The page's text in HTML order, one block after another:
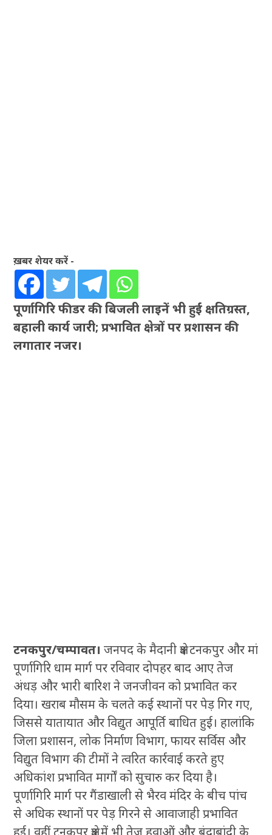
ख़बर शेयर करें -
पूर्णागिरि फीडर की बिजली लाइनें भी हुईं क्षतिग्रस्त,
बहाली कार्य जारी; प्रभावित क्षेत्रों पर प्रशासन की
लगातार नजर।
टनकपुर/चम्पावत। जनपद के मैदानी क्षेत्र टनकपुर और मां
पूर्णागिरि धाम मार्ग पर रविवार दोपहर बाद आए तेज
अंधड़ और भारी बारिश ने जनजीवन को प्रभावित कर
दिया। खराब मौसम के चलते कई स्थानों पर पेड़ गिर गए,
जिससे यातायात और विद्युत आपूर्ति बाधित हुई। हालांकि
जिला प्रशासन, लोक निर्माण विभाग, फायर सर्विस और
विद्युत विभाग की टीमों ने त्वरित कार्रवाई करते हुए
अधिकांश प्रभावित मार्गों को सुचारु कर दिया है।
पूर्णागिरि मार्ग पर गैंडाखाली से भैरव मंदिर के बीच पांच
से अधिक स्थानों पर पेड़ गिरने से आवाजाही प्रभावित
हुई। वहीं टनकपुर क्षेत्र में भी तेज हवाओं और बूंदाबांदी के